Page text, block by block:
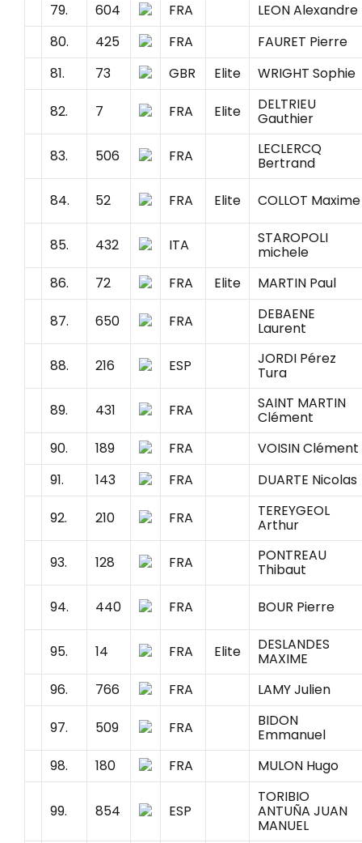
79.
604 FRA
LEON Alexandre
80.
425 FRA
FAURET Pierre
81.
73 GBR Elite WRIGHT Sophie
82. 7 FRA Elite DELTRIEU
Gauthier
83.
506 FRA LECLERCQ
Bertrand
84.
52 FRA Elite COLLOT Maxime
85. 432 ITA STAROPOLI
michele
86.
72 FRA Elite MARTIN Paul
87. 650 FRA DEBAENE
Laurent
88.
216 ESP JORDI Pérez
Tura
89.
431 FRA SAINT MARTIN
Clément
90.
189 FRA
VOISIN Clément
91.
143 FRA DUARTE Nicolas
92. 210 FRA TEREYGEOL
Arthur
93.
128 FRA PONTREAU
Thibaut
94.
440 FRA BOUR Pierre
95. 14 FRA Elite DESLANDES
MAXIME
96.
766 FRA LAMY Julien
97. 509 FRA BIDON
Emmanuel
98.
180 FRA MULON Hugo
99. 854 ESP
TORIBIO
ANTUÑA JUAN
MANUEL